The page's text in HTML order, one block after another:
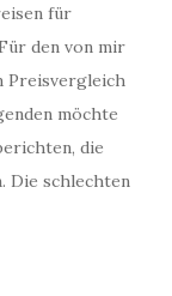
für
den von mir
Preisvergleich
möchte
die
Die schlechten